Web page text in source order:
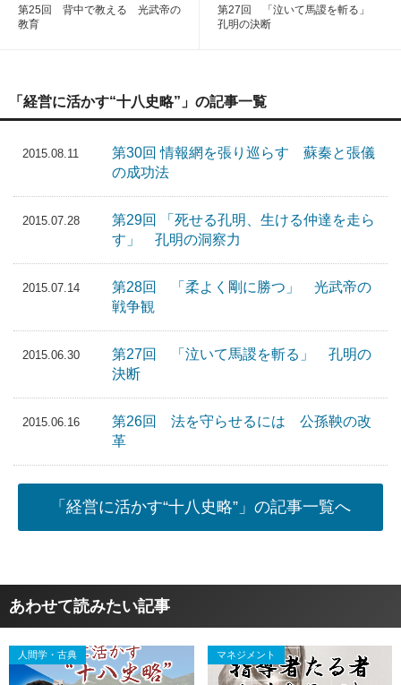
第25回 背中で教える 光武帝の
教育
第27回 「泣いて馬謖を斬る」
孔明の決断
「経営に活かす“十八史略”」の記事一覧
2015.08.11
第30回 情報網を張り巡らす 蘇秦と張儀
の成功法
2015.07.28
第29回 「死せる孔明、生ける仲達を走ら
す」 孔明の洞察力
2015.07.14
第28回 「柔よく剛に勝つ」 光武帝の
戦争観
2015.06.30
第27回 「泣いて馬謖を斬る」 孔明の
決断
2015.06.16
第26回 法を守らせるには 公孫鞅の改
革
「経営に活かす“十八史略”」の記事一覧へ
あわせて読みたい記事
人間学・古典 マネジメント